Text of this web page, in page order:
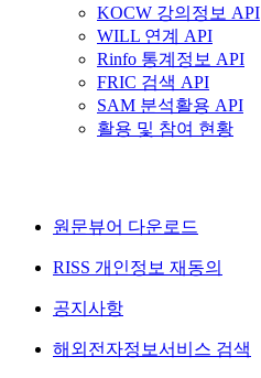
KOCW 강의정보 API
WILL 연계 API
Rinfo 통계정보 API
FRIC 검색 API
SAM 분석활용 API
활용 및 참여 현황
원문뷰어 다운로드
RISS 개인정보 재동의
공지사항
해외전자정보서비스 검색